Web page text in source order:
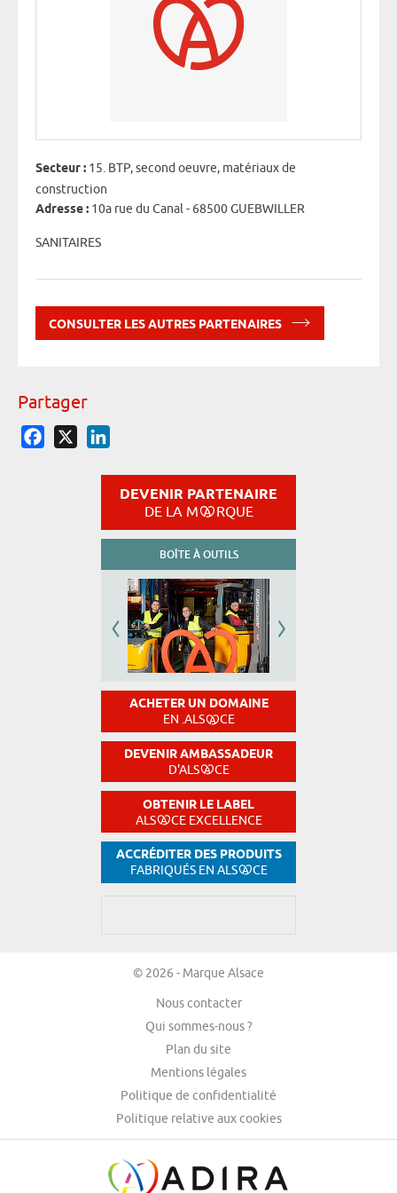
Secteur : 15. BTP, second oeuvre, matériaux de
construction
Adresse : 10a rue du Canal - 68500 GUEBWILLER
SANITAIRES
CONSULTER LES AUTRES PARTENAIRES
Partager
Facebook
DEVENIR PARTENAIRE
DE LA M RQUE
BOÎTE À OUTILS
ACHETER UN DOMAINE
EN .ALS CE
DEVENIR AMBASSADEUR
D'ALS CE
OBTENIR LE LABEL
ALS CE EXCELLENCE
ACCRÉDITER DES PRODUITS
FABRIQUÉS EN ALS CE
© 2026 - Marque Alsace
Nous contacter
Qui sommes-nous ?
Plan du site
Mentions légales
Politique de confidentialité
Politique relative aux cookies